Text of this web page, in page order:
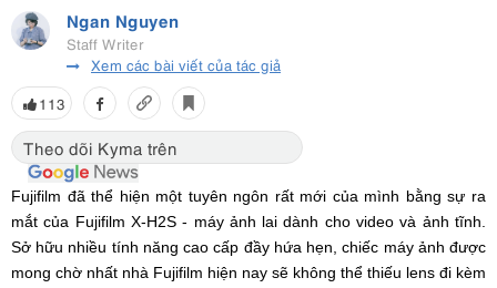
Ngan Nguyen
Staff Writer
Xem các bài viết của tác giả
113
Theo dõi Kyma trên
Fujifilm đã thể hiện một tuyên ngôn rất mới của mình bằng sự ra
mắt của Fujifilm X-H2S - máy ảnh lai dành cho video và ảnh tĩnh.
Sở hữu nhiều tính năng cao cấp đầy hứa hẹn, chiếc máy ảnh được
mong chờ nhất nhà Fujifilm hiện nay sẽ không thể thiếu lens đi kèm